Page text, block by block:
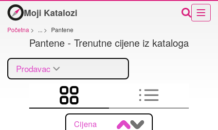
Moji Katalozi
Početna > ... > Pantene
Pantene - Trenutne cijene iz kataloga
Prodavac
Cijena